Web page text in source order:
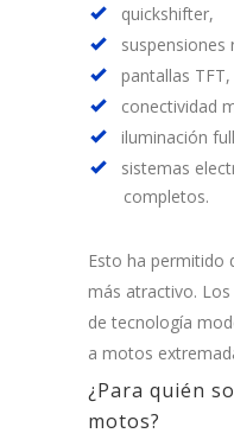
quickshifter,
suspensiones
pantallas TFT,
conectividad
iluminación
sistemas
completos.
Esto ha permitido
más atractivo.
de tecnología
a motos
¿Para quién
motos?